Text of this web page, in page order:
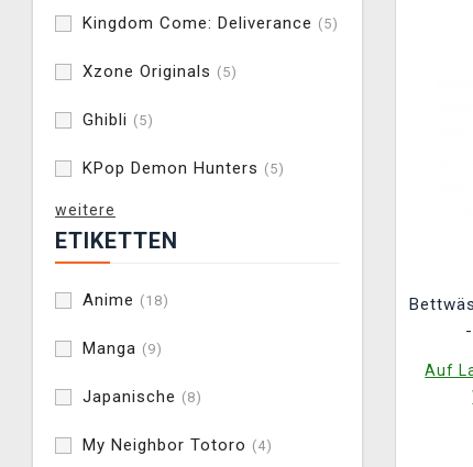
Kingdom Come: Deliverance (5)
Xzone Originals (5)
Ghibli (5)
KPop Demon Hunters (5)
weitere
ETIKETTEN
Anime (18)
Manga (9)
Japanische (8)
My Neighbor Totoro (4)
Auf